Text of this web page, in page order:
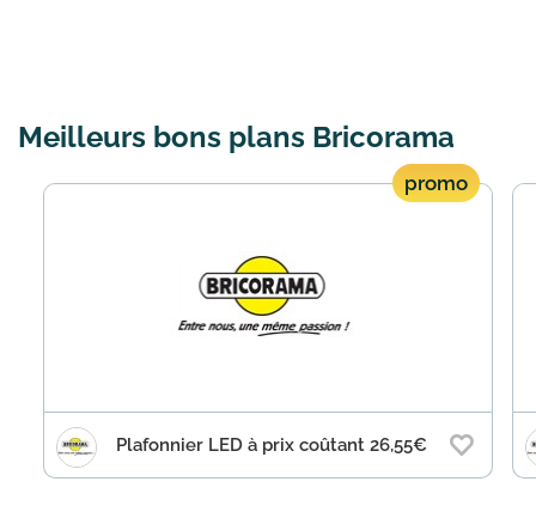
Meilleurs bons plans Bricorama
promo
Plafonnier LED à prix coûtant 26,55€